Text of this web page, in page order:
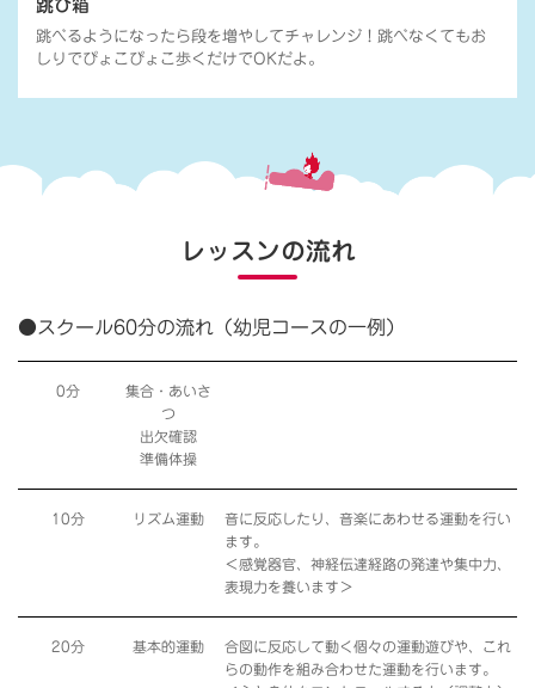
跳び箱
跳べるようになったら段を増やしてチャレンジ！跳べなくてもお
しりでぴょこぴょこ歩くだけでOKだよ。
レッスンの流れ
●スクール60分の流れ（幼児コースの一例）
0分
集合・あいさ
つ
出欠確認
準備体操
10分 リズム運動
音に反応したり、音楽にあわせる運動を行い
ます。
＜感覚器官、神経伝達経路の発達や集中力、
表現力を養います＞
20分 基本的運動
合図に反応して動く個々の運動遊びや、これ
らの動作を組み合わせた運動を行います。